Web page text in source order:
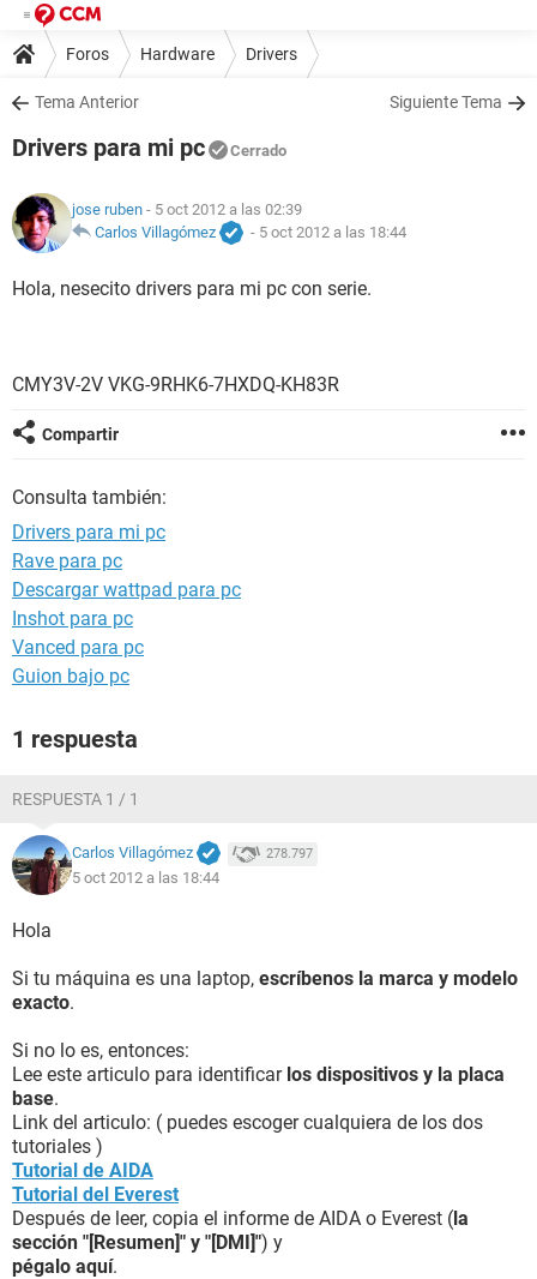
Foros Hardware Drivers
Tema Anterior Siguiente Tema
Drivers para mi pc Cerrado
jose ruben - 5 oct 2012 a las 02:39
Carlos Villagómez
- 5 oct 2012 a las 18:44
Hola, nesecito drivers para mi pc con serie.
CMY3V-2V VKG-9RHK6-7HXDQ-KH83R
Compartir
Consulta también:
Drivers para mi pc
Rave para pc
Descargar wattpad para pc
Inshot para pc
Vanced para pc
Guion bajo pc
1 respuesta
RESPUESTA 1 / 1
Carlos Villagómez 278.797
5 oct 2012 a las 18:44
Hola
Si tu máquina es una laptop, escríbenos la marca y modelo
exacto.
Si no lo es, entonces:
Lee este articulo para identificar los dispositivos y la placa
base.
Link del articulo: ( puedes escoger cualquiera de los dos
tutoriales )
Tutorial de AIDA
Tutorial del Everest
Después de leer, copia el informe de AIDA o Everest (la
sección "[Resumen]" y "[DMI]") y
pégalo aquí.